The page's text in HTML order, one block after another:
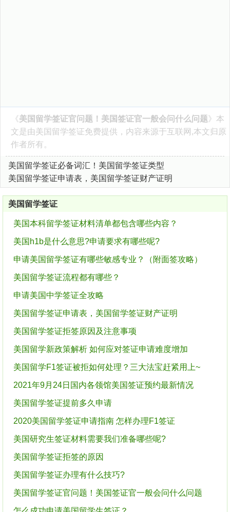
《美国留学签证官问题！美国签证官一般会问什么问题》本
文是由美国留学签证免费提供，内容来源于互联网,本文归原
作者所有。
美国留学签证必备词汇！美国留学签证类型
美国留学签证申请表，美国留学签证财产证明
美国留学签证
美国本科留学签证材料清单都包含哪些内容？
美国h1b是什么意思?申请要求有哪些呢?
申请美国留学签证有哪些敏感专业？（附面签攻略）
美国留学签证流程都有哪些？
申请美国中学签证全攻略
美国留学签证申请表，美国留学签证财产证明
美国留学签证拒签原因及注意事项
美国留学新政策解析 如何应对签证申请难度增加
美国留学F1签证被拒如何处理？三大法宝赶紧用上~
2021年9月24日国内各领馆美国签证预约最新情况
美国留学签证提前多久申请
2020美国留学签证申请指南 怎样办理F1签证
美国研究生签证材料需要我们准备哪些呢?
美国留学签证拒签的原因
美国留学签证办理有什么技巧?
美国留学签证官问题！美国签证官一般会问什么问题